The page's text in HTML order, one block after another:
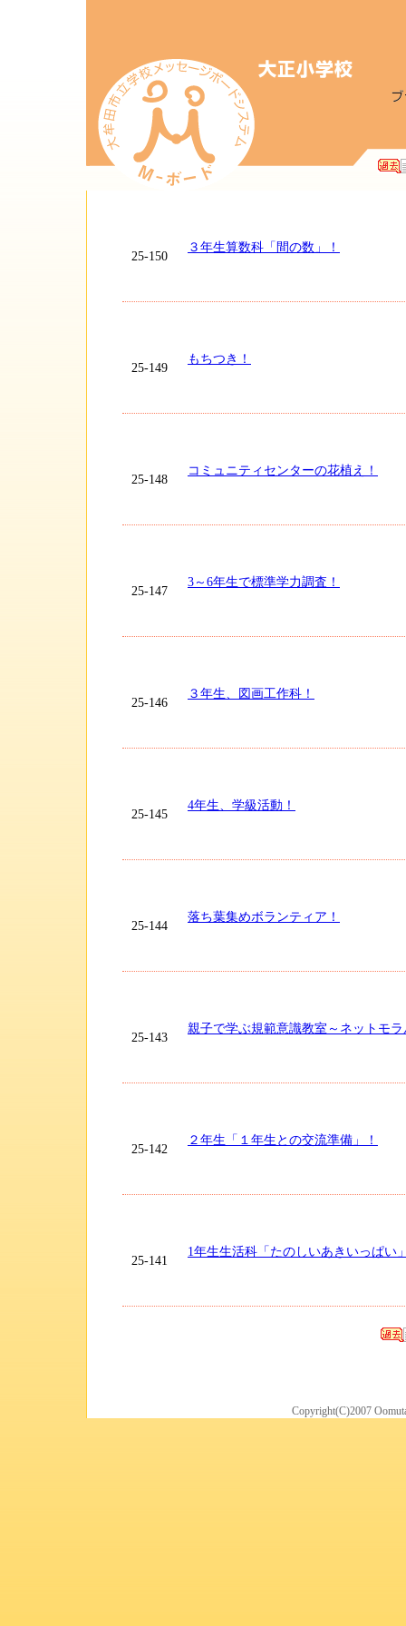
25-150
３年生算数科「間の数」！
25-149
もちつき！
25-148
コミュニティセンターの花植え！
25-147
3～6年生で標準学力調査！
25-146
３年生、図画工作科！
25-145
4年生、学級活動！
25-144
落ち葉集めボランティア！
25-143
親子で学ぶ規範意識教室～ネットモラ
25-142
２年生「１年生との交流準備」！
25-141
1年生生活科「たのしいあきいっぱい
Copyright(C)2007